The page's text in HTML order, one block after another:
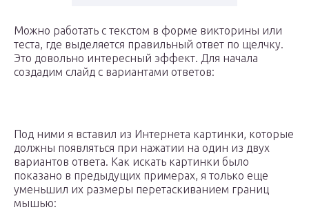
Можно работать с текстом в форме викторины или
теста, где выделяется правильный ответ по щелчку.
Это довольно интересный эффект. Для начала
создадим слайд с вариантами ответов:
Под ними я вставил из Интернета картинки, которые
должны появляться при нажатии на один из двух
вариантов ответа. Как искать картинки было
показано в предыдущих примерах, я только еще
уменьшил их размеры перетаскиванием границ
мышью: